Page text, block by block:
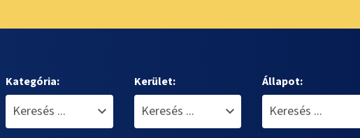
Kategória: Kerület: Állapot: